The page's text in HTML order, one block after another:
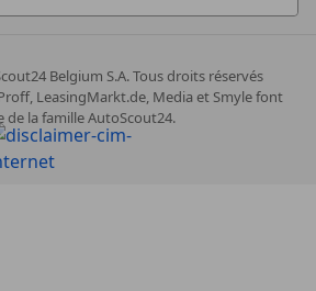
Belgium S.A. Tous droits réservés
LeasingMarkt.de, Media et Smyle font
de la famille AutoScout24.